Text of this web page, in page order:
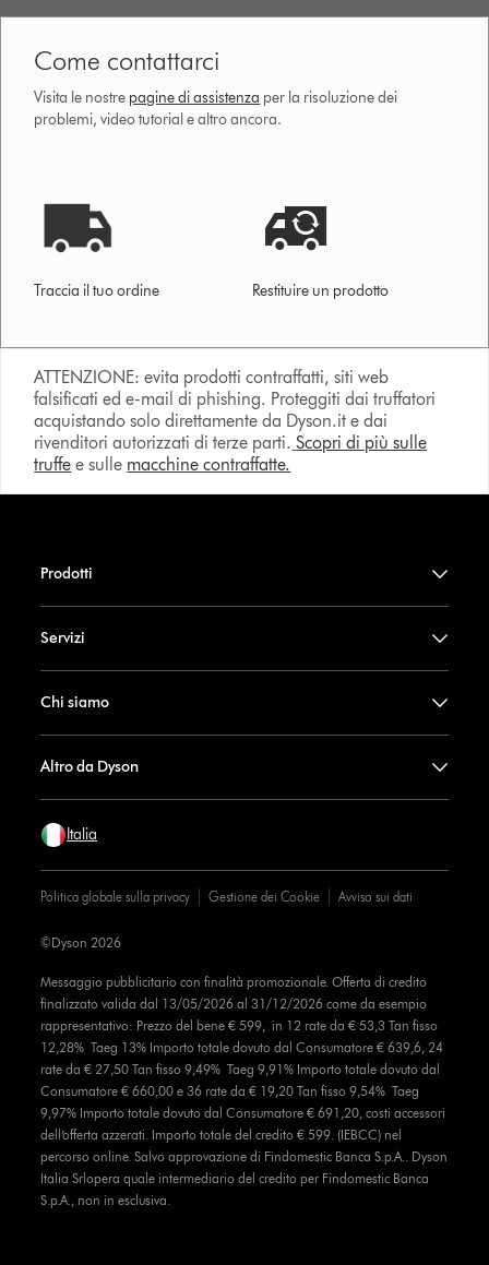
Come contattarci
Visita le nostre pagine di assistenza per la risoluzione dei
problemi, video tutorial e altro ancora.
Traccia il tuo ordine Restituire un prodotto
ATTENZIONE: evita prodotti contraffatti, siti web
falsificati ed e-mail di phishing. Proteggiti dai truffatori
acquistando solo direttamente da Dyson.it e dai
rivenditori autorizzati di terze parti. Scopri di più sulle
truffe e sulle macchine contraffatte.
Prodotti
Servizi
Chi siamo
Altro da Dyson
Italia
Politica globale sulla privacy Gestione dei Cookie Avviso sui dati
Messaggio pubblicitario con finalità promozionale. Offerta di credito
finalizzato valida dal 13/05/2026 al 31/12/2026 come da esempio
rappresentativo: Prezzo del bene € 599, in 12 rate da € 53,3 Tan fisso
12,28% Taeg 13% Importo totale dovuto dal Consumatore € 639,6, 24
rate da € 27,50 Tan fisso 9,49% Taeg 9,91% Importo totale dovuto dal
Consumatore € 660,00 e 36 rate da € 19,20 Tan fisso 9,54% Taeg
9,97% Importo totale dovuto dal Consumatore € 691,20, costi accessori
dell’offerta azzerati. Importo totale del credito € 599. (IEBCC) nel
percorso online. Salvo approvazione di Findomestic Banca S.p.A.. Dyson
Italia Srlopera quale intermediario del credito per Findomestic Banca
S.p.A., non in esclusiva.
©Dyson 2026